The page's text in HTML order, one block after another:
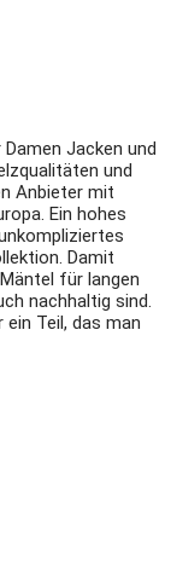
Jacken und
und
Anbieter mit
Ein hohes
Damit
für langen
nachhaltig sind.
Teil, das man